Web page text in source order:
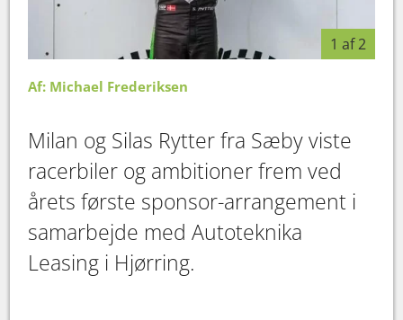
1 af 2
Af: Michael Frederiksen
Milan og Silas Rytter fra Sæby viste
racerbiler og ambitioner frem ved
årets første sponsor-arrangement i
samarbejde med Autoteknika
Leasing i Hjørring.